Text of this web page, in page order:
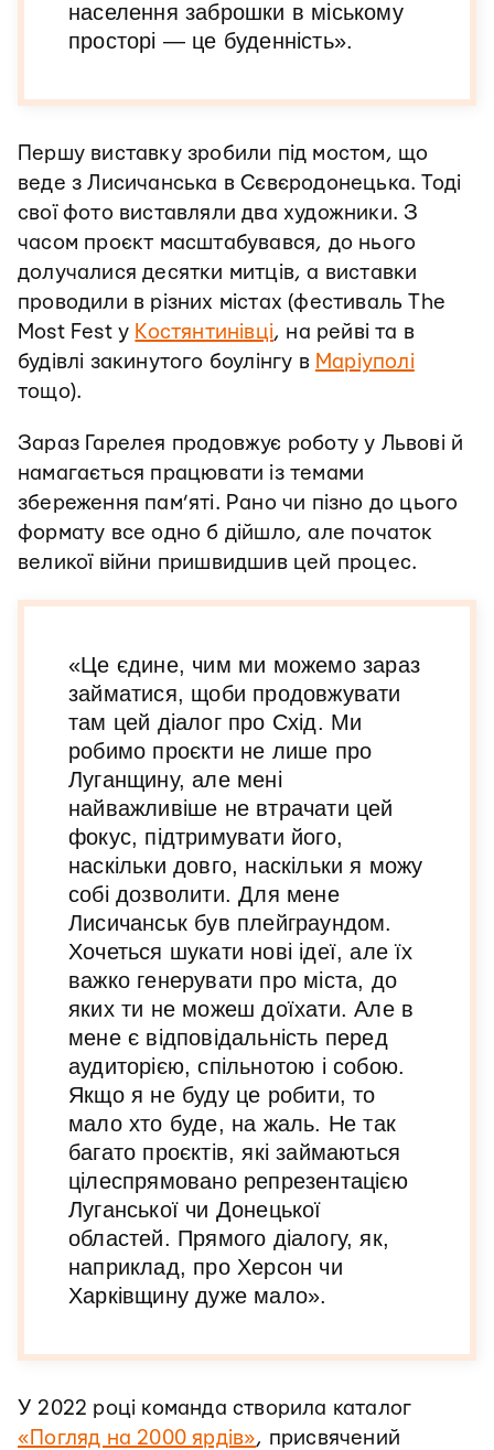
населення заброшки в міському
просторі — це буденність».
Першу виставку зробили під мостом, що
веде з Лисичанська в Сєвєродонецька. Тоді
свої фото виставляли два художники. З
часом проєкт масштабувався, до нього
долучалися десятки митців, а виставки
проводили в різних містах (фестиваль The
Most Fest у Костянтинівці, на рейві та в
будівлі закинутого боулінгу в Маріуполі
тощо).
Зараз Гарелея продовжує роботу у Львові й
намагається працювати із темами
збереження пам’яті. Рано чи пізно до цього
формату все одно б дійшло, але початок
великої війни пришвидшив цей процес.
«Це єдине, чим ми можемо зараз
займатися, щоби продовжувати
там цей діалог про Схід. Ми
робимо проєкти не лише про
Луганщину, але мені
найважливіше не втрачати цей
фокус, підтримувати його,
наскільки довго, наскільки я можу
собі дозволити. Для мене
Лисичанськ був плейграундом.
Хочеться шукати нові ідеї, але їх
важко генерувати про міста, до
яких ти не можеш доїхати. Але в
мене є відповідальність перед
аудиторією, спільнотою і собою.
Якщо я не буду це робити, то
мало хто буде, на жаль. Не так
багато проєктів, які займаються
цілеспрямовано репрезентацією
Луганської чи Донецької
областей. Прямого діалогу, як,
наприклад, про Херсон чи
Харківщину дуже мало».
У 2022 році команда створила каталог
«Погляд на 2000 ярдів», присвячений